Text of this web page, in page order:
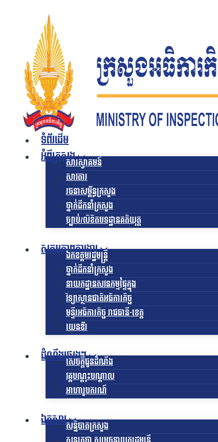
ទំព័រដើម
អំពីក្រសួងសារស្វាគមន៍
សាវតារ
រចនាសម្ព័ន្ធក្រសួង​
ថ្នាក់ដឹកនាំក្រសួង
ច្បាប់/លិខិតបទដ្ឋានគតិយុត្ត
សកម្មភាពការងារ
ឯកឧត្ដមរដ្ឋមន្ត្រី
ថ្នាក់ដឹកនាំក្រសួង
នាយកដ្ឋានសវនកម្មផ្ទៃក្នុង
វិទ្យាស្ថានជាតិអធិការកិច្ច
មន្ទីរអធិការកិច្ច រាជធានី-ខេត្ត
យេនឌ័រ
ដំណឹងផ្សេងៗសេចក្តីជូនដំណឹង
វគ្គបណ្តុះបណ្តាល
អាហារូបករណ៍
ឯកសារសន្និបាតក្រសួង